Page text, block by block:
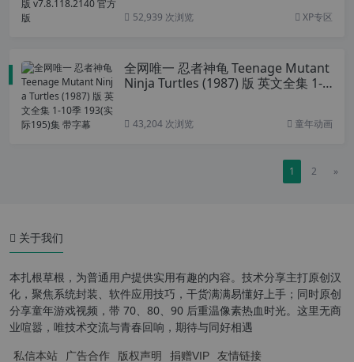
52,939 次浏览 XP专区
全网唯一 忍者神龟 Teenage Mutant
Ninja Turtles (1987) 版 英文全集 1-1
43,204 次浏览 童年动画
1 2 »
关于我们
本扎根草根，为普通用户提供实用有趣的内容。技术分享主打原创汉
化，聚焦系统封装、软件应用技巧，干货满满易懂好上手；同时原创
分享童年游戏视频，带 70、80、90 后重温像素热血时光。这里无商
业喧嚣，唯技术交流与青春回响，期待与同好相遇
私信本站 广告合作 版权声明 捐赠VIP 友情链接